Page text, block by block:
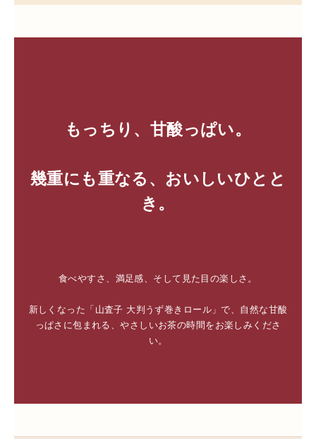
もっちり、甘酸っぱい。
幾重にも重なる、おいしいひとと
き。
食べやすさ、満足感、そして見た目の楽しさ。
新しくなった「山査子 大判うず巻きロール」で、自然な甘酸
っぱさに包まれる、やさしいお茶の時間をお楽しみくださ
い。